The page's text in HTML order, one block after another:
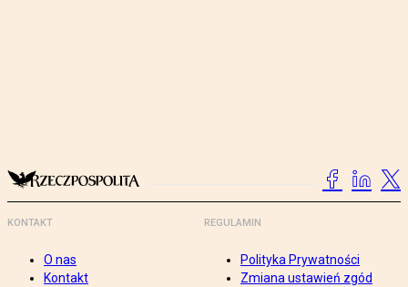
KONTAKT
O nas
Kontakt
REGULAMIN
Polityka Prywatności
Zmiana ustawień zgód